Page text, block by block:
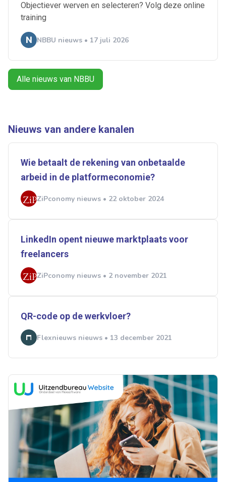
Objectiever werven en selecteren? Volg deze online
training
NBBU nieuws • 17 juli 2026
Alle nieuws van NBBU
Nieuws van andere kanalen
Wie betaalt de rekening van onbetaalde
arbeid in de platformeconomie?
ZiPconomy nieuws • 22 oktober 2024
LinkedIn opent nieuwe marktplaats voor
freelancers
ZiPconomy nieuws • 2 november 2021
QR-code op de werkvloer?
Flexnieuws nieuws • 13 december 2021
Ontvang vacatures direct in
je mailbox
Alerts ontvangen
Artikelen zoeken
Alles Ingezonden ABU
Bureau Cicero